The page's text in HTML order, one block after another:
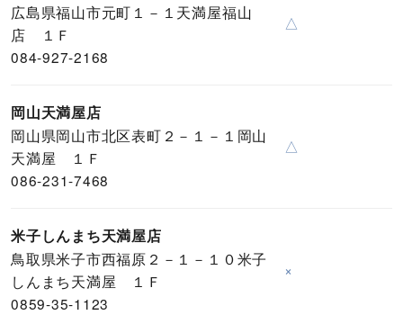
広島県福山市元町１－１天満屋福山
店 １Ｆ
084-927-2168
△
岡山天満屋店
岡山県岡山市北区表町２－１－１岡山
天満屋 １Ｆ
086-231-7468
△
米子しんまち天満屋店
鳥取県米子市西福原２－１－１０米子
しんまち天満屋 １Ｆ
0859-35-1123
×